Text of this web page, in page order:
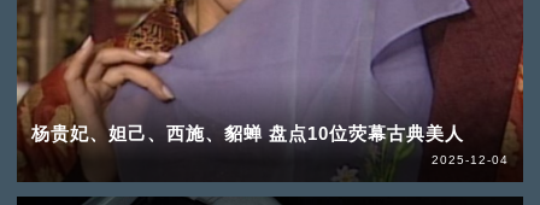
杨贵妃、妲己、西施、貂蝉 盘点10位荧幕古典美人
2025-12-04